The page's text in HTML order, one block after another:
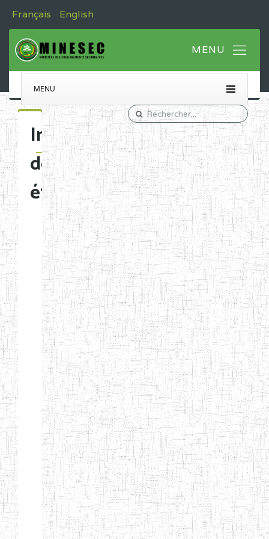
Français English
MENU
Immatriculation
des
établissements
Etablissements
d'enseignement
normal
ENI
Chercher:
Effacer les filtres
Denomination
Type